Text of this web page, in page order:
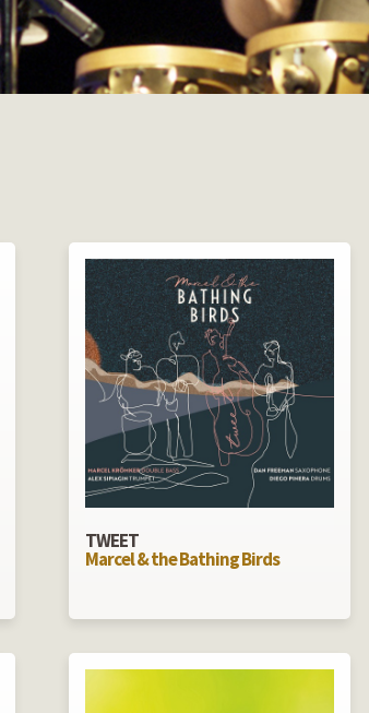
TWEET
Marcel & the Bathing Birds